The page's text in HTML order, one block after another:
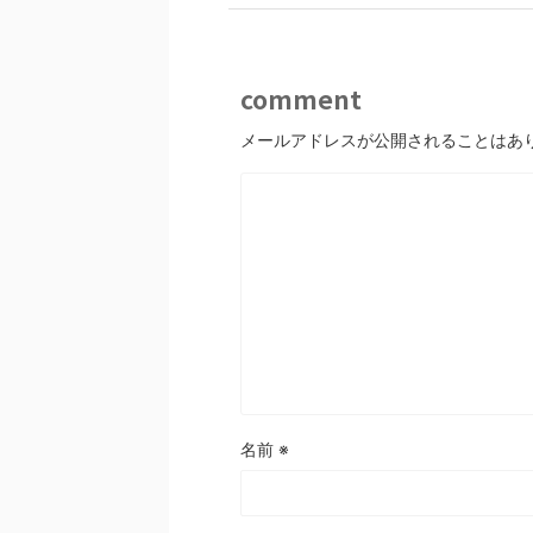
comment
メールアドレスが公開されることはあ
名前 ※